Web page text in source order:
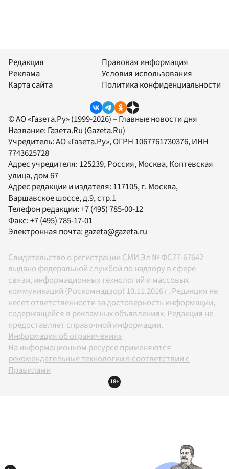
Редакция
Реклама
Карта сайта
Правовая информация
Условия использования
Политика конфиденциальности
© АО «Газета.Ру» (1999-2026) – Главные новости дня
Название: Газета.Ru (Gazeta.Ru)
Учредитель:АО «Газета.Ру», ОГРН 1067761730376, ИНН
7743625728
Адрес учредителя: 125239, Россия, Москва, Коптевская
улица, дом 67
Адрес редакции и издателя: 117105, г. Москва,
Варшавское шоссе, д.9, стр.1
Телефон редакции:+7 (495) 785-00-12
Факс:+7 (495) 785-17-01
Электронная почта: gazeta@gazeta.ru
Свидетельство о регистрации СМИ Эл № ФС77-67642
выдано федеральной службой по надзору в сфере
связи, информационных технологий и массовых
коммуникаций (Роскомнадзор) 10.11.2016 г. Редакция не
несет ответственности за достоверность информации,
содержащейся в рекламных объявлениях. Редакция не
предоставляет справочной информации.
Информация об ограничениях
На информационном ресурсе применяются
рекомендательные технологии в соответствии с
Правилами
18+